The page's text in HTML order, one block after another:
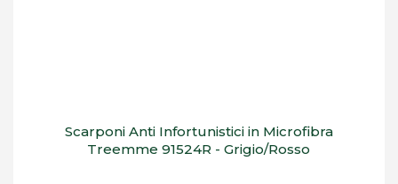
Scarponi Anti Infortunistici in Microfibra
Treemme 91524R - Grigio/Rosso